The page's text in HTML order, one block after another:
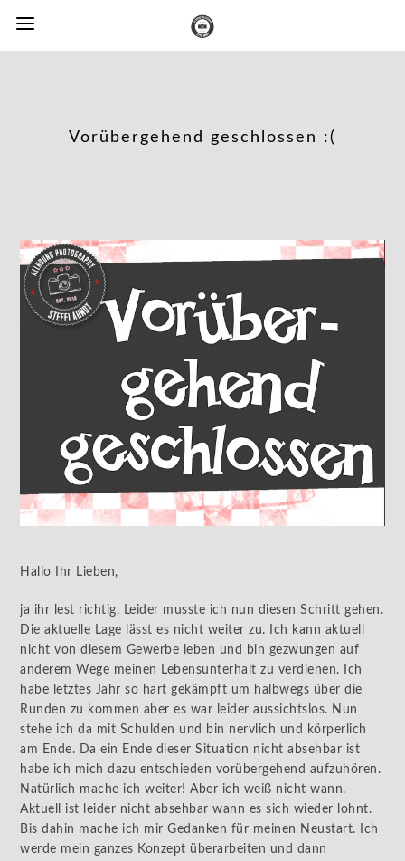
Vorübergehend geschlossen :(
Hallo Ihr Lieben,
ja ihr lest richtig. Leider musste ich nun diesen Schritt gehen.
Die aktuelle Lage lässt es nicht weiter zu. Ich kann aktuell
nicht von diesem Gewerbe leben und bin gezwungen auf
anderem Wege meinen Lebensunterhalt zu verdienen. Ich
habe letztes Jahr so hart gekämpft um halbwegs über die
Runden zu kommen aber es war leider aussichtslos. Nun
stehe ich da mit Schulden und bin nervlich und körperlich
am Ende. Da ein Ende dieser Situation nicht absehbar ist
habe ich mich dazu entschieden vorübergehend aufzuhören.
Natürlich mache ich weiter! Aber ich weiß nicht wann.
Aktuell ist leider nicht absehbar wann es sich wieder lohnt.
Bis dahin mache ich mir Gedanken für meinen Neustart. Ich
werde mein ganzes Konzept überarbeiten und dann